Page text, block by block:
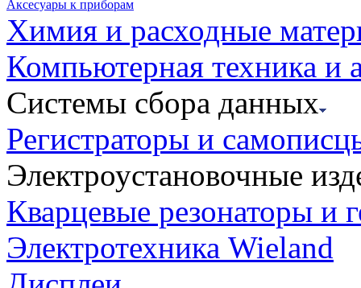
Аксесуары к приборам
Химия и расходные
Компьютерная техника и
Системы сбора данных
Регистраторы и
Электроустановочные
Кварцевые резонаторы и
Электротехника Wieland